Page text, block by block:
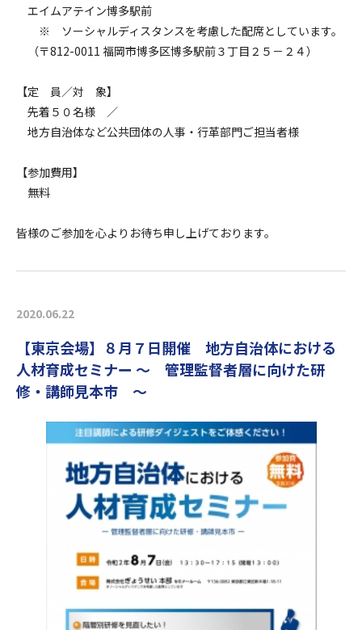
エイムアテイン博多駅前
※ ソーシャルディスタンスを考慮した配席としています。
（〒812-0011 福岡市博多区博多駅前３丁目２５－２４）
【定 員／対 象】
先着５０名様 ／
地方自治体など公共団体の人事・行革部門ご担当者様
【参加費用】
無料
皆様のご参加を心よりお待ち申し上げております。
2020.06.22
【東京会場】８月７日開催 地方自治体における
人材育成セミナー ～ 管理監督者層に向けた研
修・講師見本市 ～